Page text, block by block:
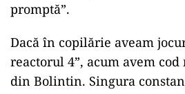
promptă”.
Dacă în copilărie aveam
reactorul 4”, acum avem
din Bolintin. Singura